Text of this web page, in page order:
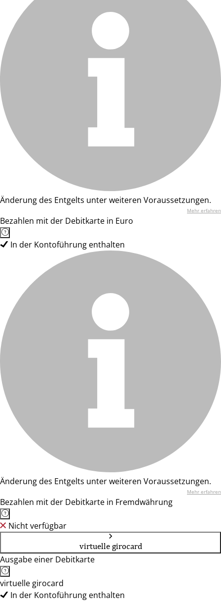
Änderung des Entgelts unter weiteren Voraussetzungen.
Mehr erfahren
Bezahlen mit der Debitkarte in Euro
In der Kontoführung enthalten
Änderung des Entgelts unter weiteren Voraussetzungen.
Mehr erfahren
Bezahlen mit der Debitkarte in Fremdwährung
Nicht verfügbar
virtuelle girocard
Ausgabe einer Debitkarte
virtuelle girocard
In der Kontoführung enthalten